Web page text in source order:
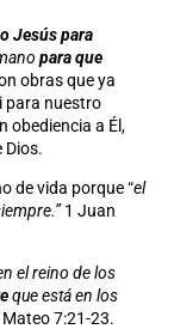
Jesús para
para que
obras que ya
para nuestro
obediencia a Él,
Dios.
de vida porque “el
1 Juan
el reino de los
que está en los
Mateo 7:21-23.